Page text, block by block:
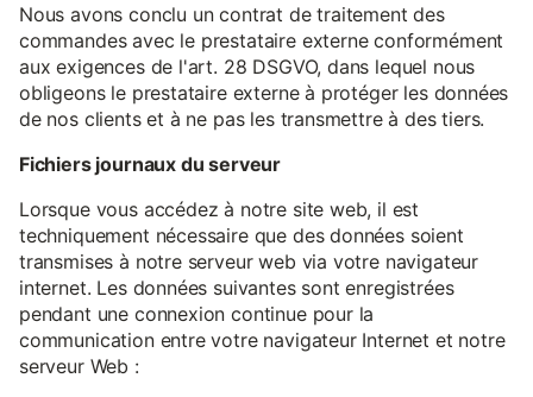
Nous avons conclu un contrat de traitement des
commandes avec le prestataire externe conformément
aux exigences de l'art. 28 DSGVO, dans lequel nous
obligeons le prestataire externe à protéger les données
de nos clients et à ne pas les transmettre à des tiers.
Fichiers journaux du serveur
Lorsque vous accédez à notre site web, il est
techniquement nécessaire que des données soient
transmises à notre serveur web via votre navigateur
internet. Les données suivantes sont enregistrées
pendant une connexion continue pour la
communication entre votre navigateur Internet et notre
serveur Web :